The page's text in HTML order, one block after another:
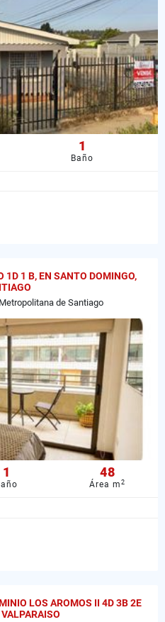
1
Baño
1D 1 B, EN SANTO DOMINGO,
de Santiago
1 48
Área m2
LOS AROMOS II 4D 3B 2E